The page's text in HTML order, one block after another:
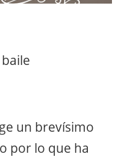
un brevísimo
por lo que ha